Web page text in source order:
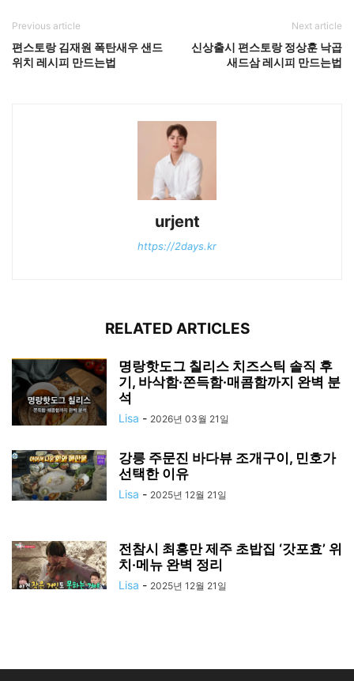
Previous article
편스토랑 김재원 폭탄새우 샌드
위치 레시피 만드는법
Next article
신상출시 편스토랑 정상훈 낙곱
새드삼 레시피 만드는법
urjent
https://2days.kr
RELATED ARTICLES
명랑핫도그 칠리스 치즈스틱 솔직 후
기, 바삭함·쫀득함·매콤함까지 완벽 분
석
Lisa - 2026년 03월 21일
강릉 주문진 바다뷰 조개구이, 민호가
선택한 이유
Lisa - 2025년 12월 21일
전참시 최홍만 제주 초밥집 ‘갓포효’ 위
치·메뉴 완벽 정리
Lisa - 2025년 12월 21일